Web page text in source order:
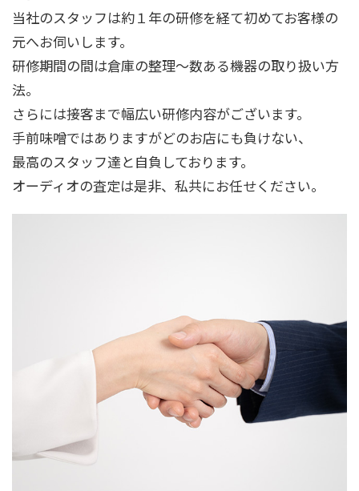
当社のスタッフは約１年の研修を経て初めてお客様の
元へお伺いします。
研修期間の間は倉庫の整理～数ある機器の取り扱い方
法。
さらには接客まで幅広い研修内容がございます。
手前味噌ではありますがどのお店にも負けない、
最高のスタッフ達と自負しております。
オーディオの査定は是非、私共にお任せください。